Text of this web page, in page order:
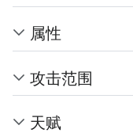
属性
攻击范围
天赋